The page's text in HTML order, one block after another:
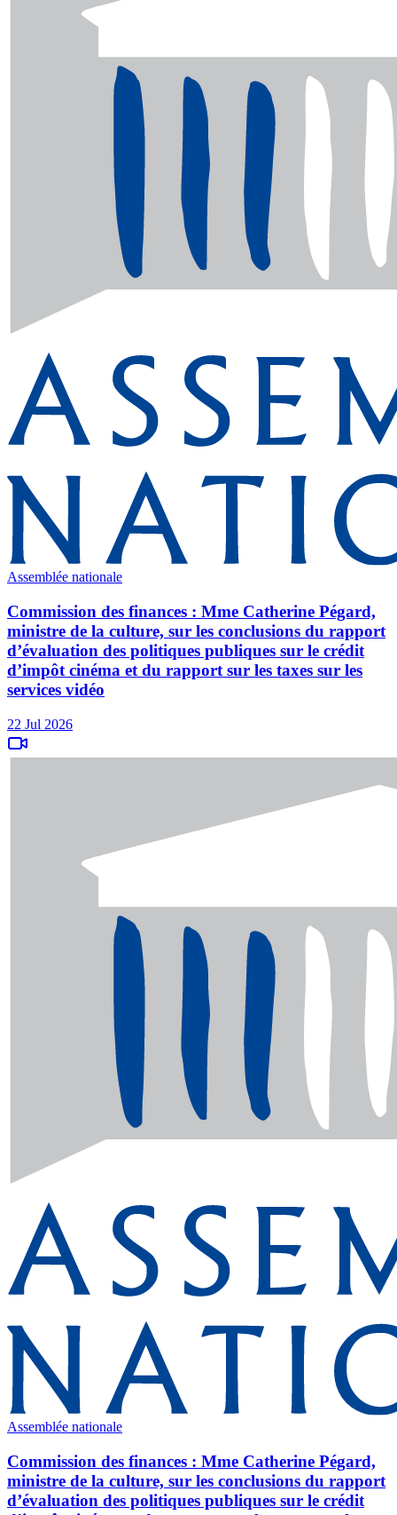
Assemblée nationale
Commission des finances : Mme Catherine Pégard,
ministre de la culture, sur les conclusions du rapport
d’évaluation des politiques publiques sur le crédit
d’impôt cinéma et du rapport sur les taxes sur les
services vidéo
22 Jul 2026
Assemblée nationale
Commission des finances : Mme Catherine Pégard,
ministre de la culture, sur les conclusions du rapport
d’évaluation des politiques publiques sur le crédit